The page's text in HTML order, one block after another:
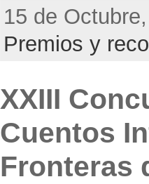
15 de
Premios y
XXIII
Cuentos
Fronteras